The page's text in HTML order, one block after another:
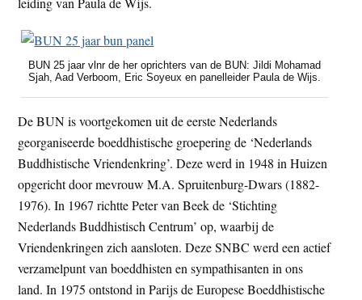
BUN 25 jaar vlnr de her oprichters van de BUN: Jildi Mohamad
Sjah, Aad Verboom, Eric Soyeux en panelleider Paula de Wijs.
De BUN is voortgekomen uit de eerste Nederlands
georganiseerde boeddhistische groepering de ‘Nederlands
Buddhistische Vriendenkring’. Deze werd in 1948 in Huizen
opgericht door mevrouw M.A. Spruitenburg-Dwars (1882-
1976). In 1967 richtte Peter van Beek de ‘Stichting
Nederlands Buddhistisch Centrum’ op, waarbij de
Vriendenkringen zich aansloten. Deze SNBC werd een actief
verzamelpunt van boeddhisten en sympathisanten in ons
land. In 1975 ontstond in Parijs de Europese Boeddhistische